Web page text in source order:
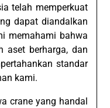
telah memperkuat
dapat diandalkan
memahami bahwa
aset berharga, dan
standar
kami.
crane yang handal